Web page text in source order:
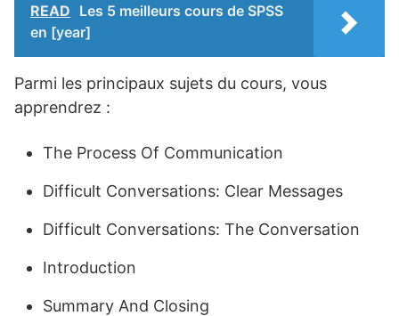
READ Les 5 meilleurs cours de SPSS
en [year]
Parmi les principaux sujets du cours, vous
apprendrez :
The Process Of Communication
Difficult Conversations: Clear Messages
Difficult Conversations: The Conversation
Introduction
Summary And Closing